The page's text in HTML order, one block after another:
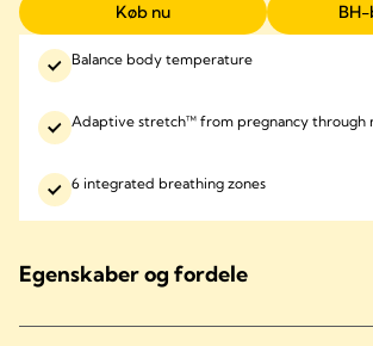
Køb nu
Balance body temperature
Adaptive stretch™ from pregnancy through
6 integrated breathing zones
Egenskaber og fordele